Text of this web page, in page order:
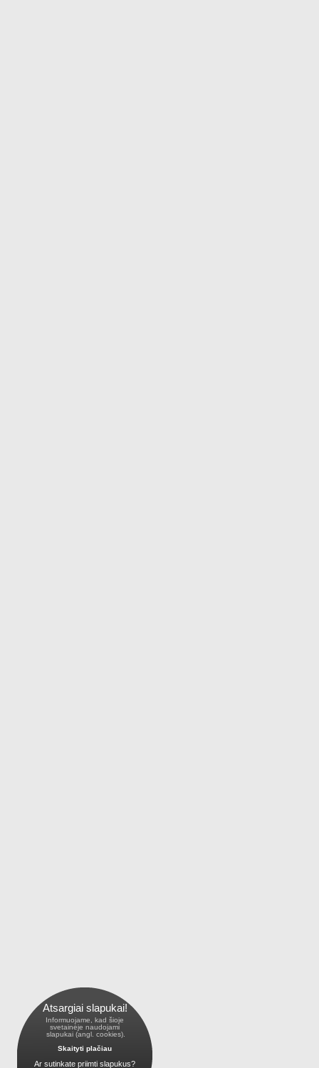
Atsargiai slapukai!
Informuojame, kad šioje
svetainėje naudojami
slapukai (angl. cookies).
Skaityti plačiau
Ar sutinkate priimti slapukus?